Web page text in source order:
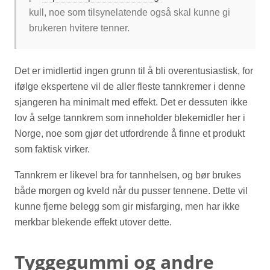
kull, noe som tilsynelatende også skal kunne gi
brukeren hvitere tenner.
Det er imidlertid ingen grunn til å bli overentusiastisk, for
ifølge ekspertene vil de aller fleste tannkremer i denne
sjangeren ha minimalt med effekt. Det er dessuten ikke
lov å selge tannkrem som inneholder blekemidler her i
Norge, noe som gjør det utfordrende å finne et produkt
som faktisk virker.
Tannkrem er likevel bra for tannhelsen, og bør brukes
både morgen og kveld når du pusser tennene. Dette vil
kunne fjerne belegg som gir misfarging, men har ikke
merkbar blekende effekt utover dette.
Tyggegummi og andre